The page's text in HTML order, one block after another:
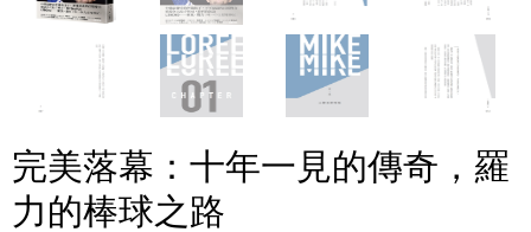
完美落幕：十年一見的傳奇，羅
力的棒球之路